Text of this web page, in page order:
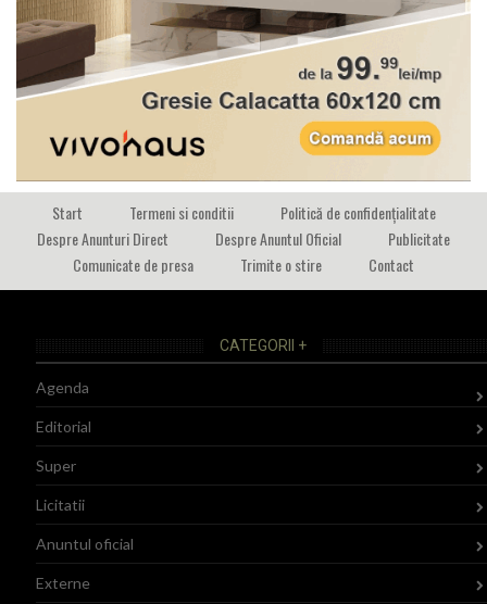
Start Termeni si conditii
Politică de confidențialitate
Despre Anunturi Direct
Despre Anuntul Oficial
Publicitate
Comunicate de presa
Trimite o stire Contact
CATEGORII +
Agenda
Editorial
Super
Licitatii
Anuntul oficial
Externe